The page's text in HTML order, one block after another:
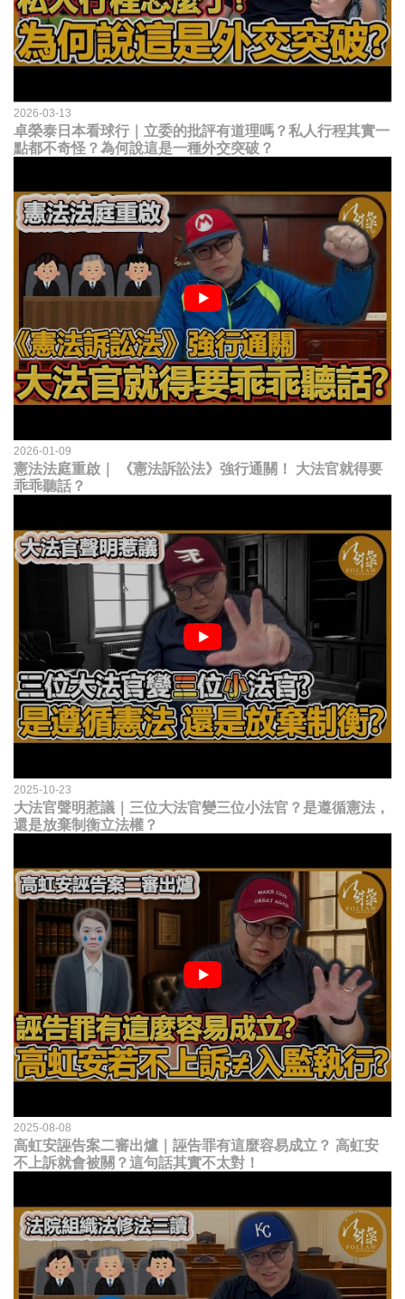
2026-03-13
卓榮泰日本看球行｜立委的批評有道理嗎？私人行程其實一
點都不奇怪？為何說這是一種外交突破？
2026-01-09
憲法法庭重啟｜ 《憲法訴訟法》強行通關！ 大法官就得要
乖乖聽話？
2025-10-23
大法官聲明惹議｜三位大法官變三位小法官？是遵循憲法，
還是放棄制衡立法權？
2025-08-08
高虹安誣告案二審出爐｜誣告罪有這麼容易成立？ 高虹安
不上訴就會被關？這句話其實不太對！